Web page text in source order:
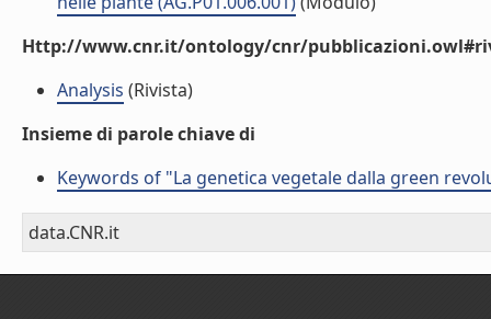
Http://www.cnr.it/ontology/cnr/
Analysis (Rivista)
Insieme di parole chiave di
Keywords of "La genetica vegetale dalla green
data.CNR.it